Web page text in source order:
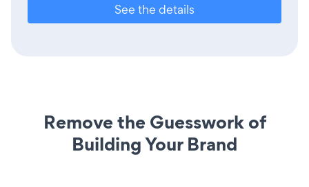
See the details
Remove the Guesswork of
Building Your Brand